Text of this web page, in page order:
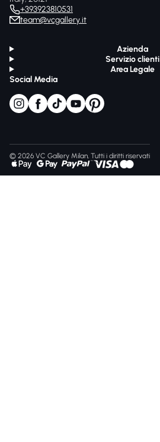
+393923810531
team@vcgallery.it
Azienda
Servizio clienti
Area Legale
Social Media
© 2026 VC Gallery Milan, Tutti i diritti riservati